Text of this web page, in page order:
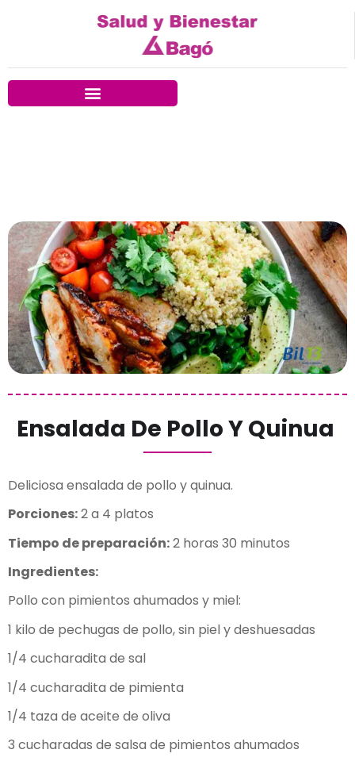
Ensalada De Pollo Y Quinua
Deliciosa ensalada de pollo y quinua.
Porciones:2 a 4 platos
Tiempo de preparación:2 horas 30 minutos
Ingredientes:
Pollo con pimientos ahumados y miel:
1 kilo de pechugas de pollo, sin piel y deshuesadas
1/4 cucharadita de sal
1/4 cucharadita de pimienta
1/4 taza de aceite de oliva
3 cucharadas de salsa de pimientos ahumados